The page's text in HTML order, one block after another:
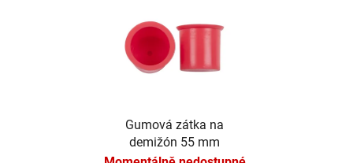
Gumová zátka na
demižón 55 mm